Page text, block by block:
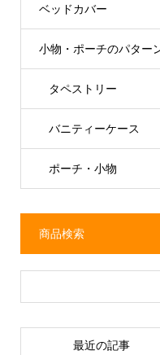
ベッドカバー
小物・ポーチのパター
タペストリー
バニティーケース
ポーチ・小物
商品検索
最近の記事